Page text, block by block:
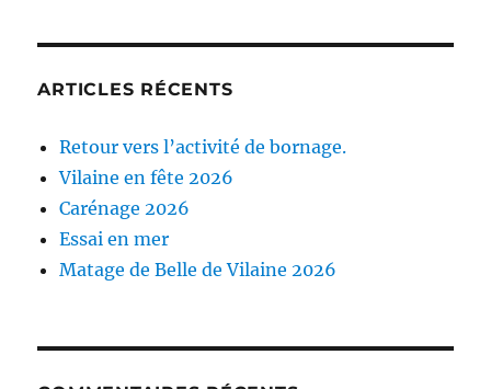
ARTICLES RÉCENTS
Retour vers l’activité de bornage.
Vilaine en fête 2026
Carénage 2026
Essai en mer
Matage de Belle de Vilaine 2026